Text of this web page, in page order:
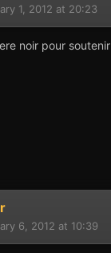
1, 2012 at 20:23
noir pour
6, 2012 at 10:39